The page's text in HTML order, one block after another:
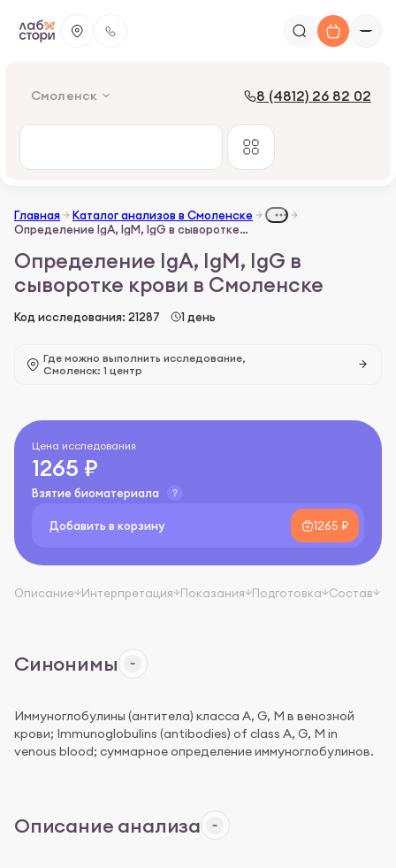
Смоленск 8 (4812) 26 82 02
Главная
Каталог анализов в Смоленске
Определение IgА, IgM, IgG в сыворотке крови
Определение IgА, IgM, IgG в
сыворотке крови в Смоленске
Код исследования: 21287 1 день
Где можно выполнить исследование,
Смоленск: 1 центр
Цена исследования
1265 ₽
Взятие биоматериала
Добавить в корзину 1265 ₽
Описание Интерпретация Показания Подготовка Состав
Синонимы
Иммуноглобулины (антитела) класса A, G, M в венозной
крови; Immunoglobulins (antibodies) of class A, G, M in
venous blood; суммарное определение иммуноглобулинов.
Описание анализа